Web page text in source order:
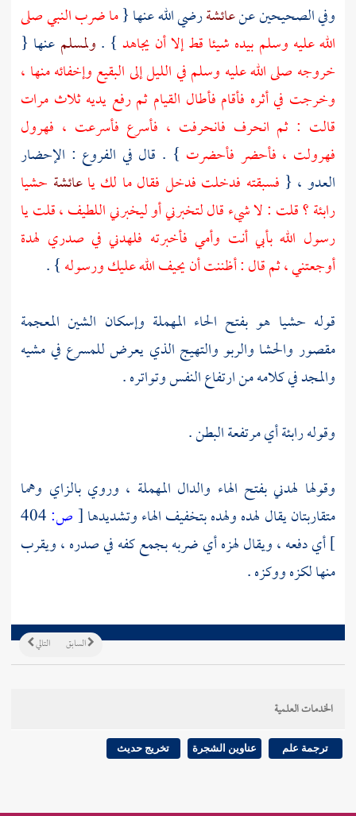
وفي الصحيحين عنعائشةرضي الله عنها {ما ضرب النبي صلى
الله عليه وسلم بيده شيئا قط إلا أن يجاهد } . ولمسلم عنها {
خروجه صلى الله عليه وسلم في الليل إلىالبقيعوإخفائه منها ،
وخرجت في أثره فأقام فأطال القيام ثم رفع يديه ثلاث مرات
قالت : ثم انحرف فانحرفت ، فأسرع فأسرعت ، فهرول
فهرولت ، فأحضر فأحضرت } . قال في الفروع : الإحضار
العدو ، { فسبقته فدخلت فدخل فقال ما لك ياعائشة حشيا
رابئة ؟ قلت : لا شيء قال لتخبرني أو ليخبرني اللطيف ، قلت يا
رسول الله بأبي أنت وأمي فأخبرته فلهدني في صدري لهدة
أوجعتني ، ثم قال : أظننت أن يحيف الله عليك ورسوله} .
قوله حشيا هو بفتح الحاء المهملة وإسكان الشين المعجمة
مقصور والحشا والربو والتهيج الذي يعرض للمسرع في مشيه
والمجد في كلامه من ارتفاع النفس وتواتره .
وقوله رابئة أي مرتفعة البطن .
وقولها لهدني بفتح الهاء والدال المهملة ، وروي بالزاي وهما
متقاربتان يقال لهده ولهده بتخفيف الهاء وتشديدها[ص:404
]أي دفعه ، ويقال لهزه أي ضربه بجمع كفه في صدره ، ويقرب
منها لكزه ووكزه .
التالي السابق
الخدمات العلمية
ترجمة علم عناوين الشجرة تخريج حديث